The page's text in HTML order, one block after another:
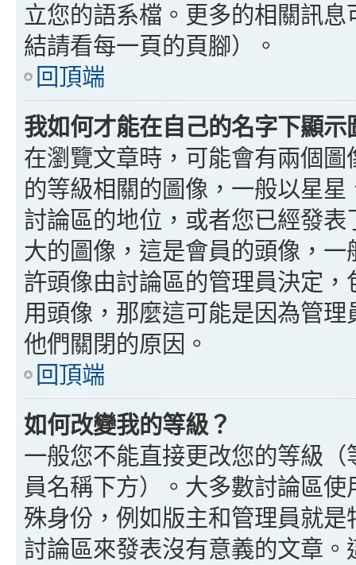
立您的語系檔。更多的相關訊
結請看每一頁的頁腳）。
回頂端
我如何才能在自己的名字下顯示
在瀏覽文章時，可能會有兩個
的等級相關的圖像，一般以星
討論區的地位，或者您已經發
大的圖像，這是會員的頭像，
許頭像由討論區的管理員決定
用頭像，那麼這可能是因為管
他們關閉的原因。
回頂端
如何改變我的等級？
一般您不能直接更改您的等級
員名稱下方）。大多數討論區
殊身份，例如版主和管理員就
討論區來發表沒有意義的文章